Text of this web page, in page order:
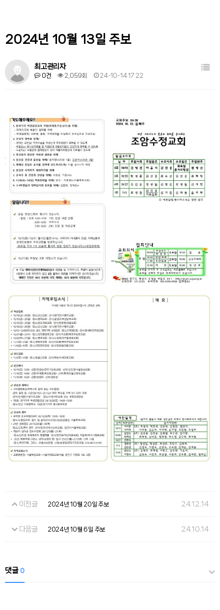
2024년 10월 13일 주보
최고관리자
0건 2,059회 24-10-14 17:22
이전글 2024년 10월 20일 주보 24.12.14
다음글 2024년 10월 6일 주보 24.10.14
댓글 0